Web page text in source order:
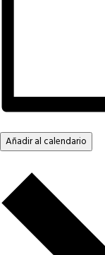
Añadir al calendario